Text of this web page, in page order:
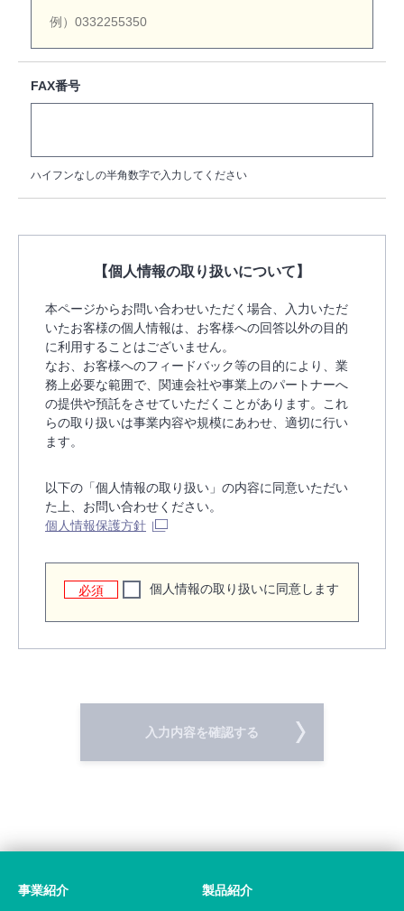
FAX番号
ハイフンなしの半角数字で入力してください
【個人情報の取り扱いについて】
本ページからお問い合わせいただく場合、入力いただ
いたお客様の個人情報は、お客様への回答以外の目的
に利用することはございません。
なお、お客様へのフィードバック等の目的により、業
務上必要な範囲で、関連会社や事業上のパートナーへ
の提供や預託をさせていただくことがあります。これ
らの取り扱いは事業内容や規模にあわせ、適切に行い
ます。
以下の「個人情報の取り扱い」の内容に同意いただい
た上、お問い合わせください。
個人情報保護方針
必須 個人情報の取り扱いに同意します
入力内容を確認する
事業紹介 製品紹介